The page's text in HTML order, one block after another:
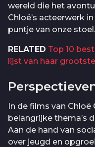
wereld die het
Chloë’s acteerwerk
puntje van onze stoel.
RELATED Top 10
lijst van haar
In de films van Chloë
belangrijke thema’s
Aan de hand van
over jeugd en